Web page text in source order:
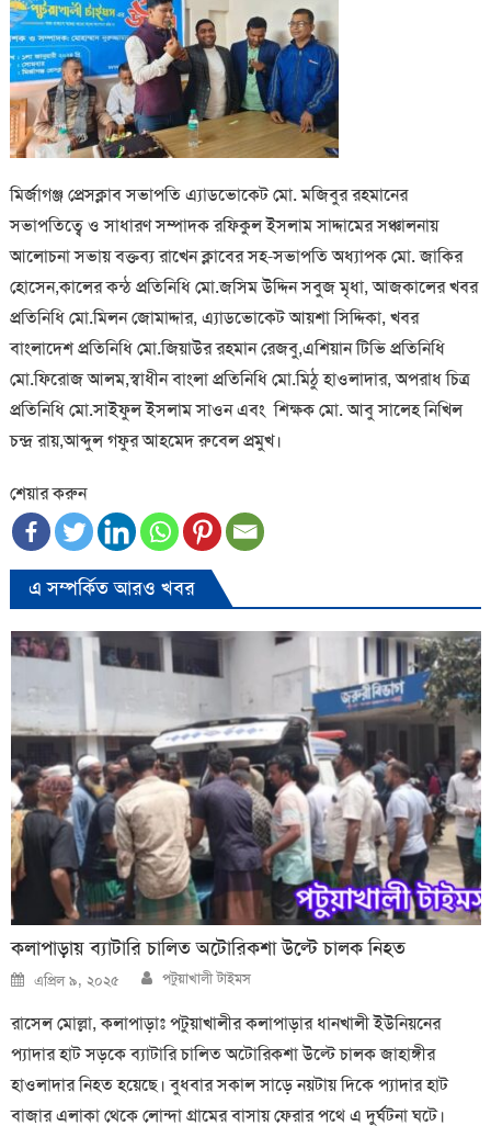
মির্জাগঞ্জ প্রেসক্লাব সভাপতি এ্যাডভোকেট মো. মজিবুর রহমানের
সভাপতিত্বে ও সাধারণ সম্পাদক রফিকুল ইসলাম সাদ্দামের সঞ্চালনায়
আলোচনা সভায় বক্তব্য রাখেন ক্লাবের সহ-সভাপতি অধ্যাপক মো. জাকির
হোসেন,কালের কন্ঠ প্রতিনিধি মো.জসিম উদ্দিন সবুজ মৃধা, আজকালের খবর
প্রতিনিধি মো.মিলন জোমাদ্দার, এ্যাডভোকেট আয়শা সিদ্দিকা, খবর
বাংলাদেশ প্রতিনিধি মো.জিয়াউর রহমান রেজবু,এশিয়ান টিভি প্রতিনিধি
মো.ফিরোজ আলম,স্বাধীন বাংলা প্রতিনিধি মো.মিঠু হাওলাদার, অপরাধ চিত্র
প্রতিনিধি মো.সাইফুল ইসলাম সাওন এবং শিক্ষক মো. আবু সালেহ নিখিল
চন্দ্র রায়,আব্দুল গফুর আহমেদ রুবেল প্রমুখ।
শেয়ার করুন
এ সম্পর্কিত আরও খবর
কলাপাড়ায় ব্যাটারি চালিত অটোরিকশা উল্টে চালক নিহত
Posted
on
এপ্রিল ৯, ২০২৫ Author
পটুয়াখালী টাইমস
রাসেল মোল্লা, কলাপাড়াঃ পটুয়াখালীর কলাপাড়ার ধানখালী ইউনিয়নের
প্যাদার হাট সড়কে ব্যাটারি চালিত অটোরিকশা উল্টে চালক জাহাঙ্গীর
হাওলাদার নিহত হয়েছে। বুধবার সকাল সাড়ে নয়টায় দিকে প্যাদার হাট
বাজার এলাকা থেকে লোন্দা গ্রামের বাসায় ফেরার পথে এ দুর্ঘটনা ঘটে।